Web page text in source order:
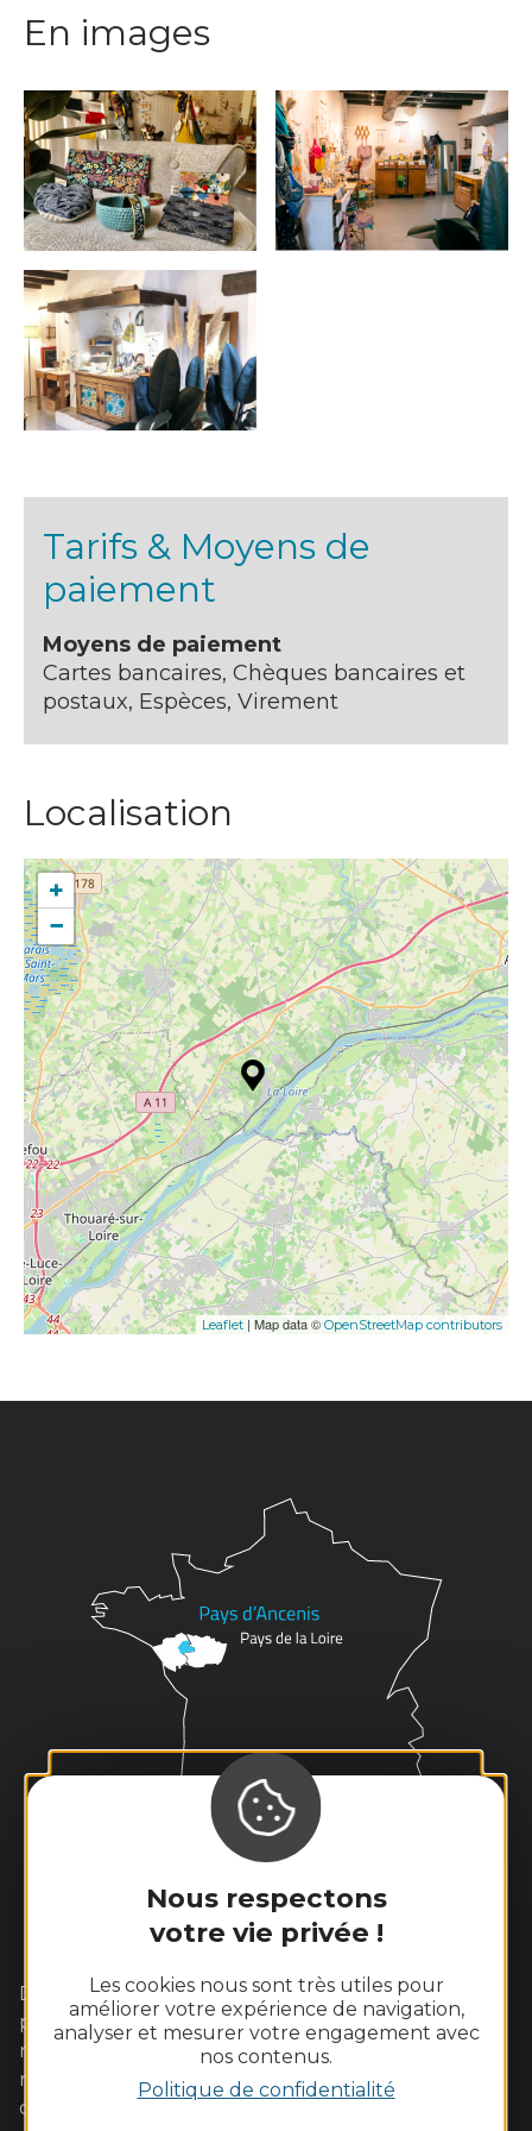
Nous respectons
votre vie privée !
Les cookies nous sont très utiles pour
améliorer votre expérience de navigation,
analyser et mesurer votre engagement avec
nos contenus.
Politique de confidentialité
En images
Tarifs & Moyens de
paiement
Moyens de paiement
Cartes bancaires, Chèques bancaires et
postaux, Espèces, Virement
Localisation
+
−
Leaflet | Map data © OpenStreetMap contributors
Dans cet écrin de Loire sauvage aux coteaux
plantés de vignes, vivez pleinement un week-end
romantique avec votre amoureux. Les familles s'y
retrouveront également avec plaisir autour
d'activités de pleine nature ou des visites adaptées